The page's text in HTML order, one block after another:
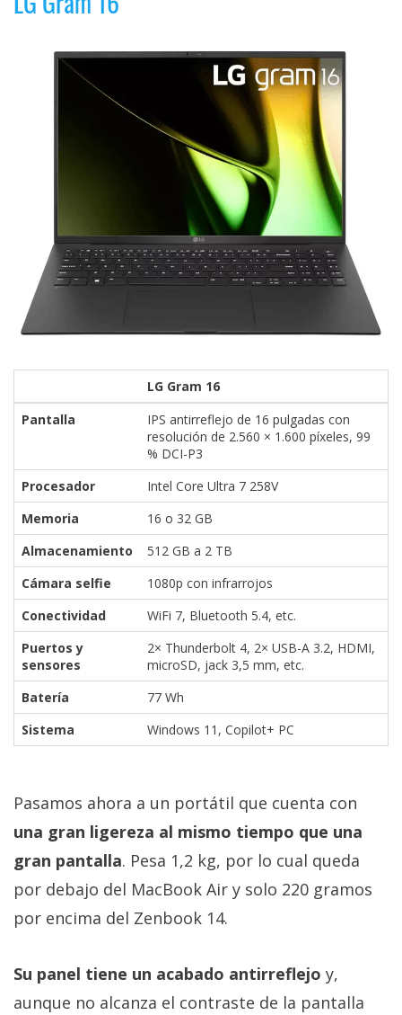
LG Gram 16
Pantalla
IPS antirreflejo de 16 pulgadas con
resolución de 2.560 × 1.600 píxeles, 99
% DCI-P3
Procesador
Intel Core Ultra 7 258V
Memoria
16 o 32 GB
Almacenamiento
512 GB a 2 TB
Cámara selfie
1080p con infrarrojos
Conectividad
WiFi 7, Bluetooth 5.4, etc.
Puertos y
sensores
2× Thunderbolt 4, 2× USB-A 3.2, HDMI,
microSD, jack 3,5 mm, etc.
Batería
77 Wh
Sistema
Windows 11, Copilot+ PC
Pasamos ahora a un portátil que cuenta con
una gran ligereza al mismo tiempo que una
gran pantalla. Pesa 1,2 kg, por lo cual queda
por debajo del MacBook Air y solo 220 gramos
por encima del Zenbook 14.
Su panel tiene un acabado antirreflejo y,
aunque no alcanza el contraste de la pantalla